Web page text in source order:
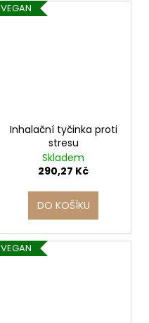
VEGAN
Inhalační tyčinka proti
stresu
Skladem
290,27 Kč
DO KOŠÍKU
VEGAN